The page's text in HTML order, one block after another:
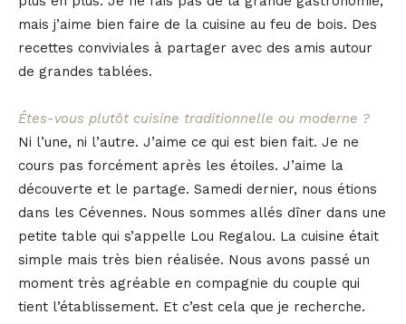
mais j’aime bien faire de la cuisine au feu de bois. Des
recettes conviviales à partager avec des amis autour
de grandes tablées.
Êtes-vous plutôt cuisine traditionnelle ou moderne ?
Ni l’une, ni l’autre. J’aime ce qui est bien fait. Je ne
cours pas forcément après les étoiles. J’aime la
découverte et le partage. Samedi dernier, nous étions
dans les Cévennes. Nous sommes allés dîner dans une
petite table qui s’appelle Lou Regalou. La cuisine était
simple mais très bien réalisée. Nous avons passé un
moment très agréable en compagnie du couple qui
tient l’établissement. Et c’est cela que je recherche.